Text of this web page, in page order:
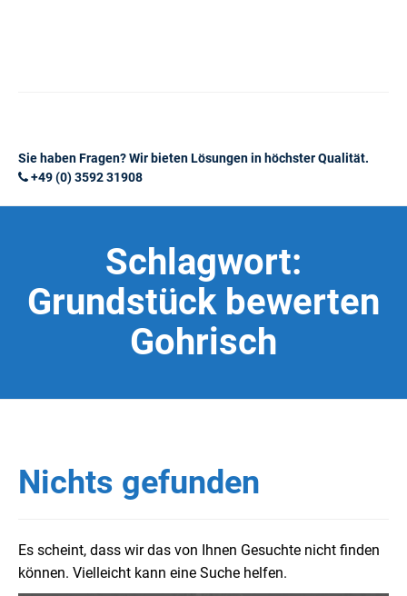
Sie haben Fragen? Wir bieten Lösungen in höchster Qualität.
+49 (0) 3592 31908
Schlagwort:
Grundstück bewerten
Gohrisch
Nichts gefunden
Es scheint, dass wir das von Ihnen Gesuchte nicht finden
können. Vielleicht kann eine Suche helfen.